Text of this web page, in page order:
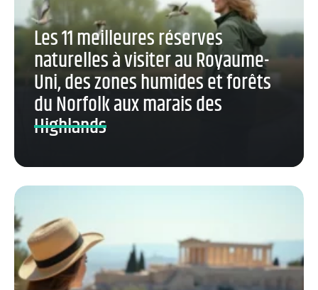
Les 11 meilleures réserves
naturelles à visiter au Royaume-
Uni, des zones humides et forêts
du Norfolk aux marais des
Highlands